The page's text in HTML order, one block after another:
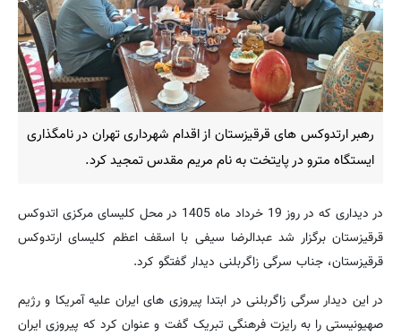
رهبر ارتدوکس های قرقیزستان از اقدام شهرداری تهران در نامگذاری
ایستگاه مترو در پایتخت به نام مریم مقدس تمجید کرد.
در دیداری که در روز 19 خرداد ماه 1405 در محل کلیسای مرکزی اتدوکس
قرقیزستان برگزار شد عبدالرضا سیفی با اسقف اعظم کلیسای ارتدوکس
قرقیزستان، جناب سرگی زاگربلنی دیدار گفتگو کرد.
در این دیدار سرگی زاگربلنی در ابتدا پیروزی های ایران علیه آمریکا و رژیم
صهیونیستی را به رایزت فرهنگی تبریک گفت و عنوان کرد که پیروزی ایران